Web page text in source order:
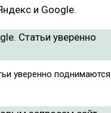
и Google.
уверенно